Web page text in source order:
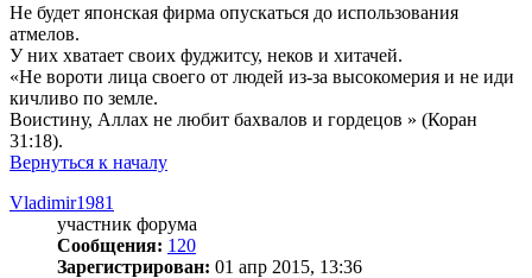
Не будет японская фирма опускаться до использования
атмелов.
У них хватает своих фуджитсу, неков и хитачей.
«Не вороти лица своего от людей из-за высокомерия и не иди
кичливо по земле.
Воистину, Аллах не любит бахвалов и гордецов » (Коран
31:18).
Вернуться к началу
Vladimir1981
участник форума
Сообщения: 120
Зарегистрирован: 01 апр 2015, 13:36